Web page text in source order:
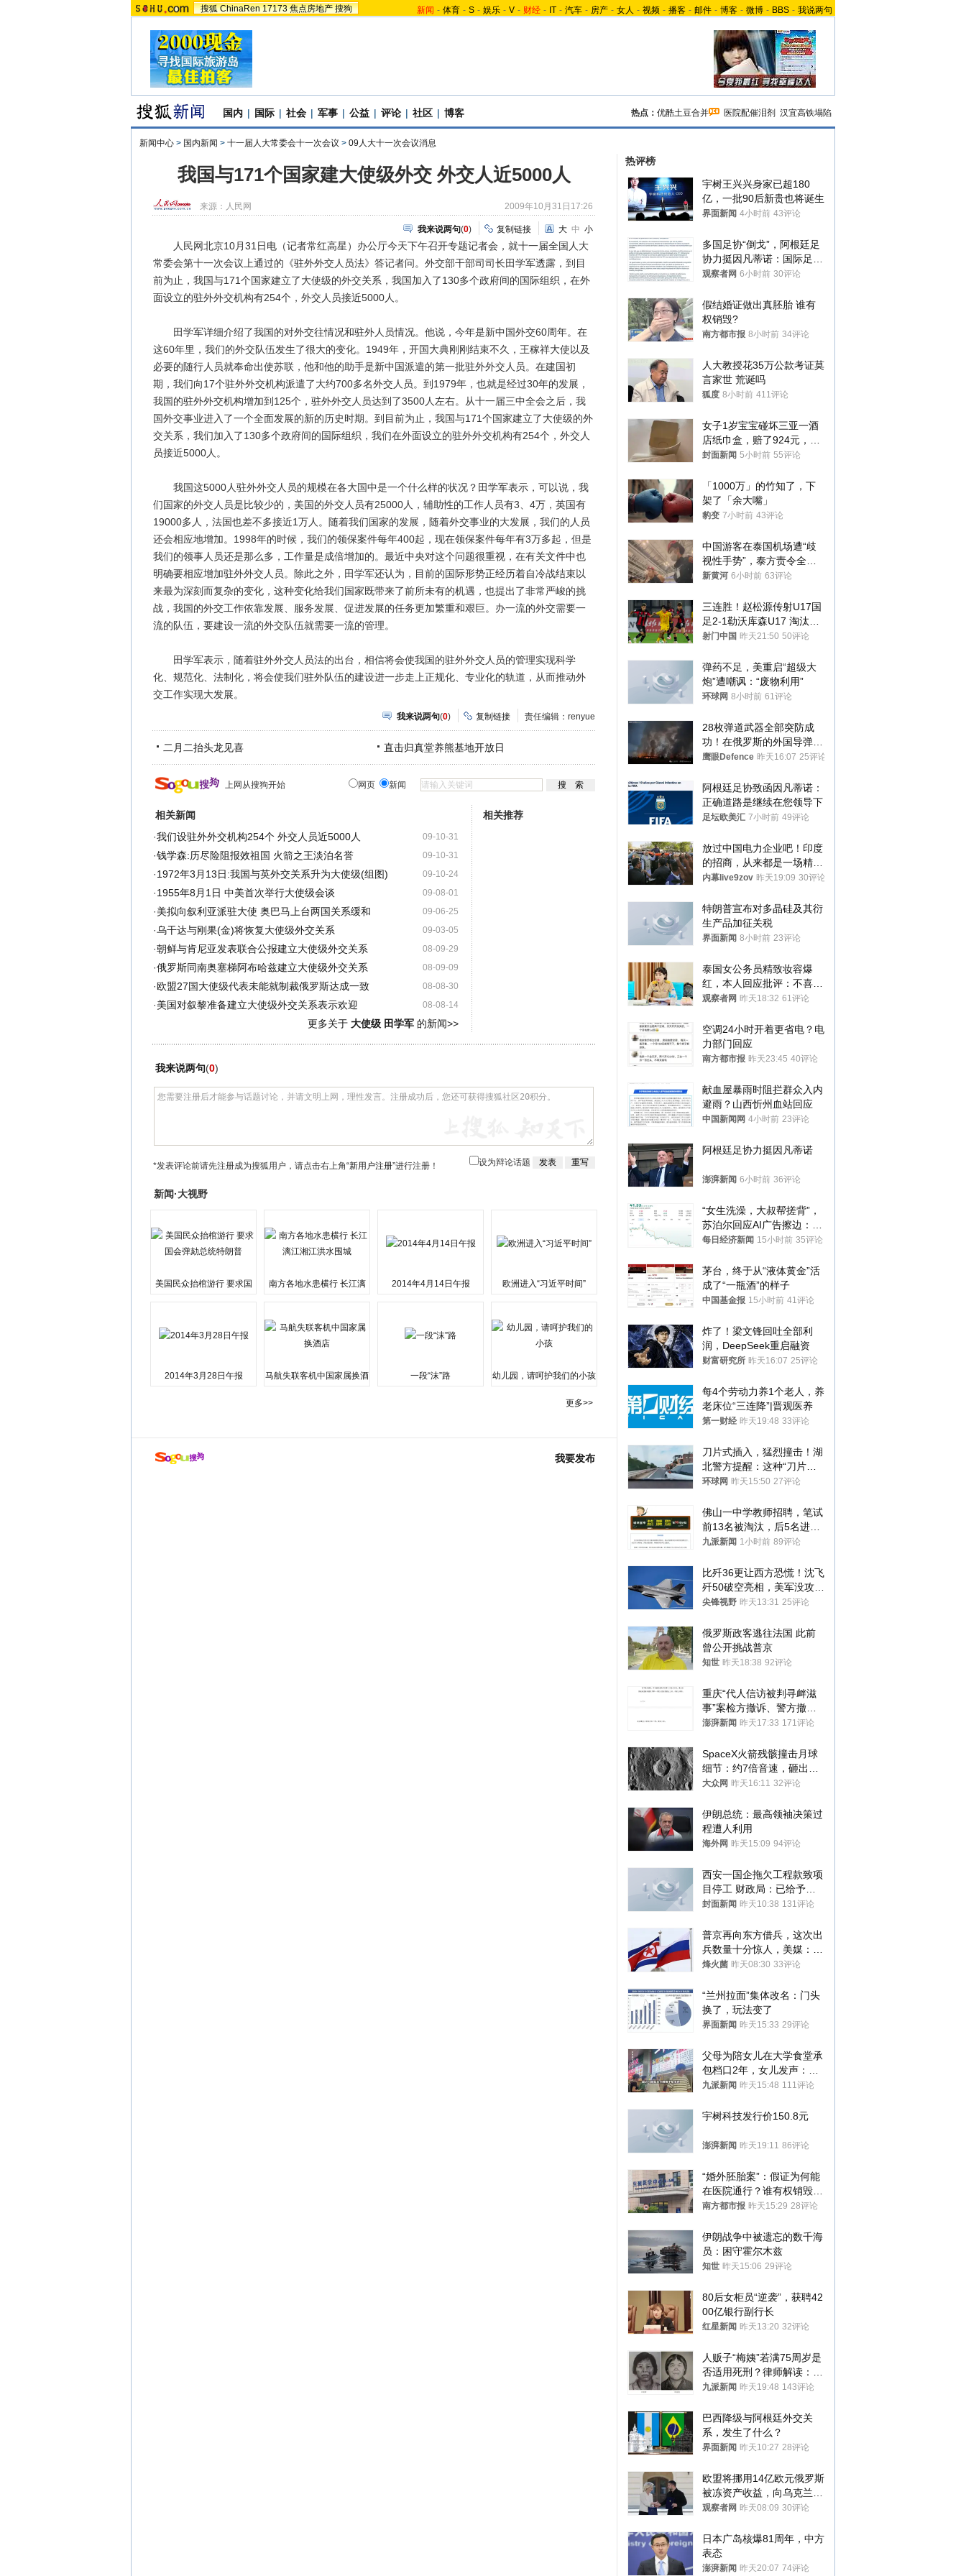
搜狐 ChinaRen 17173 焦点房地产 搜狗 新闻 - 体育 - S - 娱乐 - V - 财经 - IT - 汽车 - 房产 - 女人 - 视频 - 播客 - 邮件 - 博客 - 微博 - BBS - 我说两句
国内 | 国际 | 社会 | 军事 | 公益 | 评论 | 社区 | 博客 热点： 优酷土豆合并 医院配催泪剂 汉宜高铁塌陷
新闻中心 > 国内新闻 > 十一届人大常委会十一次会议 > 09人大十一次会议消息
我国与171个国家建大使级外交 外交人近5000人
来源： 人民网 2009年10月31日17:26
我来说两句(0) 复制链接 大 中 小
人民网北京10月31日电（记者常红高星）办公厅今天下午召开专题记者会，就十一届全国人大
常委会第十一次会议上通过的《驻外外交人员法》答记者问。外交部干部司司长田学军透露，到目
前为止，我国与171个国家建立了大使级的外交关系，我国加入了130多个政府间的国际组织，在外
面设立的驻外外交机构有254个，外交人员接近5000人。
田学军详细介绍了我国的对外交往情况和驻外人员情况。他说，今年是新中国外交60周年。在
这60年里，我们的外交队伍发生了很大的变化。1949年，开国大典刚刚结束不久，王稼祥大使以及
必要的随行人员就奉命出使苏联，他和他的助手是新中国派遣的第一批驻外外交人员。在建国初
期，我们向17个驻外外交机构派遣了大约700多名外交人员。到1979年，也就是经过30年的发展，
我国的驻外外交机构增加到125个，驻外外交人员达到了3500人左右。从十一届三中全会之后，我
国外交事业进入了一个全面发展的新的历史时期。到目前为止，我国与171个国家建立了大使级的外
交关系，我们加入了130多个政府间的国际组织，我们在外面设立的驻外外交机构有254个，外交人
员接近5000人。
我国这5000人驻外外交人员的规模在各大国中是一个什么样的状况？田学军表示，可以说，我
们国家的外交人员是比较少的，美国的外交人员有25000人，辅助性的工作人员有3、4万，英国有
19000多人，法国也差不多接近1万人。随着我们国家的发展，随着外交事业的大发展，我们的人员
还会相应地增加。1998年的时候，我们的领保案件每年400起，现在领保案件每年有3万多起，但是
我们的领事人员还是那么多，工作量是成倍增加的。最近中央对这个问题很重视，在有关文件中也
明确要相应增加驻外外交人员。除此之外，田学军还认为，目前的国际形势正经历着自冷战结束以
来最为深刻而复杂的变化，这种变化给我们国家既带来了前所未有的机遇，也提出了非常严峻的挑
战，我国的外交工作依靠发展、服务发展、促进发展的任务更加繁重和艰巨。办一流的外交需要一
流的队伍，要建设一流的外交队伍就需要一流的管理。
田学军表示，随着驻外外交人员法的出台，相信将会使我国的驻外外交人员的管理实现科学
化、规范化、法制化，将会使我们驻外队伍的建设进一步走上正规化、专业化的轨道，从而推动外
交工作实现大发展。
我来说两句(0) 复制链接 责任编辑：renyue
二月二抬头龙见喜 直击归真堂养熊基地开放日
上网从搜狗开始 网页 新闻
相关新闻
09-10-31
·我们设驻外外交机构254个 外交人员近5000人
09-10-31
·钱学森:历尽险阻报效祖国 火箭之王淡泊名誉
09-10-24
·1972年3月13日:我国与英外交关系升为大使级(组图)
09-08-01
·1955年8月1日 中美首次举行大使级会谈
09-06-25
·美拟向叙利亚派驻大使 奥巴马上台两国关系缓和
09-03-05
·乌干达与刚果(金)将恢复大使级外交关系
08-09-29
·朝鲜与肯尼亚发表联合公报建立大使级外交关系
08-09-09
·俄罗斯同南奥塞梯阿布哈兹建立大使级外交关系
08-08-30
·欧盟27国大使级代表未能就制裁俄罗斯达成一致
08-08-14
·美国对叙黎准备建立大使级外交关系表示欢迎
更多关于 大使级 田学军的新闻>>
相关推荐
我来说两句(0)
*发表评论前请先注册成为搜狐用户，请点击右上角“新用户注册”进行注册！ 设为辩论话题
新闻·大视野
美国民众抬棺游行 要求国
南方各地水患横行 长江漓
2014年4月14日午报 欧洲进入“习近平时间”
2014年3月28日午报
马航失联客机中国家属换酒
一段“沫”路 幼儿园，请呵护我们的小孩
更多>>
我要发布
热评榜
宇树王兴兴身家已超180
亿，一批90后新贵也将诞生
界面新闻 4小时前 43评论
多国足协“倒戈”，阿根廷足
协力挺因凡蒂诺：国际足联
今后应继续在其领导下前行
观察者网 6小时前 30评论
假结婚证做出真胚胎 谁有
权销毁?
南方都市报 8小时前 34评论
人大教授花35万公款考证莫
言家世 荒诞吗
狐度 8小时前 411评论
女子1岁宝宝碰坏三亚一酒
店纸巾盒，赔了924元，发
帖吐槽后酒店退还一半的
封面新闻 5小时前 55评论
「1000万」的竹知了，下
架了「余大嘴」
豹变 7小时前 43评论
中国游客在泰国机场遭“歧
视性手势”，泰方责令全面
调查，对责任人采取最严厉
新黄河 6小时前 63评论
三连胜！赵松源传射U17国
足2-1勒沃库森U17 淘汰赛
将战河床
射门中国 昨天21:50 50评论
弹药不足，美重启“超级大
炮”遭嘲讽：“废物利用”
环球网 8小时前 61评论
28枚弹道武器全部突防成
功！在俄罗斯的外国导弹发
射车都是合法打击目标
鹰眼Defence 昨天16:07 25评论
阿根廷足协致函因凡蒂诺：
正确道路是继续在您领导下
足坛欧美汇 7小时前 49评论
放过中国电力企业吧！印度
的招商，从来都是一场精准
收割
内幕live9zov 昨天19:09 30评论
特朗普宣布对多晶硅及其衍
生产品加征关税
界面新闻 8小时前 23评论
泰国女公务员精致妆容爆
红，本人回应批评：不喜欢
就别看
观察者网 昨天18:32 61评论
空调24小时开着更省电？电
力部门回应
南方都市报 昨天23:45 40评论
献血屋暴雨时阻拦群众入内
避雨？山西忻州血站回应
中国新闻网 4小时前 23评论
阿根廷足协力挺因凡蒂诺
澎湃新闻 6小时前 36评论
“女生洗澡，大叔帮搓背”，
苏泊尔回应AI广告擦边：视
频全下架，已强化内容管理
每日经济新闻 15小时前 35评论
茅台，终于从“液体黄金”活
成了“一瓶酒”的样子
中国基金报 15小时前 41评论
炸了！梁文锋回吐全部利
润，DeepSeek重启融资
财富研究所 昨天16:07 25评论
每4个劳动力养1个老人，养
老床位“三连降”|晋观医养
第一财经 昨天19:48 33评论
刀片式插入，猛烈撞击！湖
北警方提醒：这种“刀片超
车”，太危险了
环球网 昨天15:50 27评论
佛山一中学教师招聘，笔试
前13名被淘汰，后5名进体
检，被疑萝卜岗，官方通
九派新闻 1小时前 89评论
比歼36更让西方恐慌！沈飞
歼50破空亮相，美军没攻克
的技术被拿下
尖锋视野 昨天13:31 25评论
俄罗斯政客逃往法国 此前
曾公开挑战普京
知世 昨天18:38 92评论
重庆“代人信访被判寻衅滋
事”案检方撤诉、警方撤
案，两被告人获国赔
澎湃新闻 昨天17:33 171评论
SpaceX火箭残骸撞击月球
细节：约7倍音速，砸出直
径约30米撞击坑
大众网 昨天16:11 32评论
伊朗总统：最高领袖决策过
程遭人利用
海外网 昨天15:09 94评论
西安一国企拖欠工程款致项
目停工 财政局：已给予处
分，正督促整改
封面新闻 昨天10:38 131评论
普京再向东方借兵，这次出
兵数量十分惊人，美媒：俄
朝要动真格？
烽火菌 昨天08:30 33评论
“兰州拉面”集体改名：门头
换了，玩法变了
界面新闻 昨天15:33 29评论
父母为陪女儿在大学食堂承
包档口2年，女儿发声：初
衷是为了陪伴，毕业后将不
九派新闻 昨天15:48 111评论
宇树科技发行价150.8元
澎湃新闻 昨天19:11 86评论
“婚外胚胎案”：假证为何能
在医院通行？谁有权销毁胚
胎？
南方都市报 昨天15:29 28评论
伊朗战争中被遗忘的数千海
员：困守霍尔木兹
知世 昨天15:06 29评论
80后女柜员“逆袭”，获聘42
00亿银行副行长
红星新闻 昨天13:20 32评论
人贩子“梅姨”若满75周岁是
否适用死刑？律师解读：很
大概率不会被判处死刑
九派新闻 昨天19:48 143评论
巴西降级与阿根廷外交关
系，发生了什么？
界面新闻 昨天10:27 28评论
欧盟将挪用14亿欧元俄罗斯
被冻资产收益，向乌克兰提
供援助
观察者网 昨天08:09 30评论
日本广岛核爆81周年，中方
表态
澎湃新闻 昨天20:07 74评论